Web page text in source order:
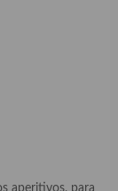
aperitivos, para